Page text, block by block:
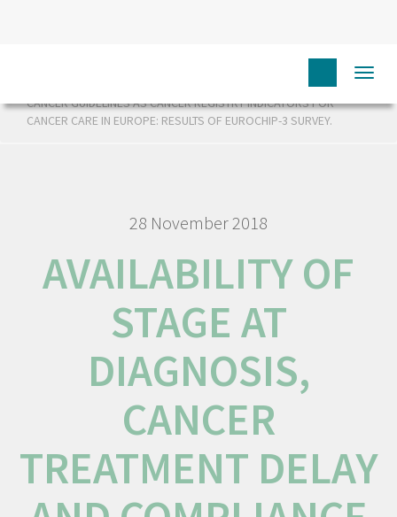
AVAILABILITY OF STAGE AT
DIAGNOSIS, CANCER TREATMENT DELAY AND COMPLIANCE WITH
CANCER GUIDELINES AS CANCER REGISTRY INDICATORS FOR
CANCER CARE IN EUROPE: RESULTS OF EUROCHIP-3 SURVEY.
28 November 2018
AVAILABILITY OF
STAGE AT
DIAGNOSIS,
CANCER
TREATMENT DELAY